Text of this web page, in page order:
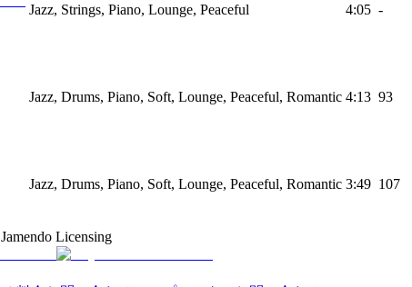
Jazz, Strings, Piano, Lounge, Peaceful 4:05 -
Jazz, Drums, Piano, Soft, Lounge, Peaceful, Romantic 4:13 93
Jazz, Drums, Piano, Soft, Lounge, Peaceful, Romantic 3:49 107
Jamendo Licensing